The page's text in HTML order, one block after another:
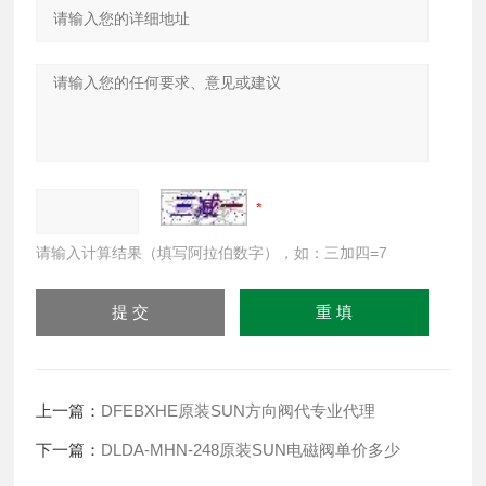
请输入计算结果（填写阿拉伯数字），如：三加四=7
上一篇： DFEBXHE原装SUN方向阀代专业代理
下一篇： DLDA-MHN-248原装SUN电磁阀单价多少